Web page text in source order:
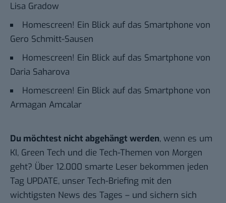
Lisa Gradow
Homescreen! Ein Blick auf das Smartphone von
Gero Schmitt-Sausen
Homescreen! Ein Blick auf das Smartphone von
Daria Saharova
Homescreen! Ein Blick auf das Smartphone von
Armagan Amcalar
Du möchtest nicht abgehängt werden, wenn es um
KI, Green Tech und die Tech-Themen von Morgen
geht? Über 12.000 smarte Leser bekommen jeden
Tag UPDATE, unser Tech-Briefing mit den
wichtigsten News des Tages – und sichern sich